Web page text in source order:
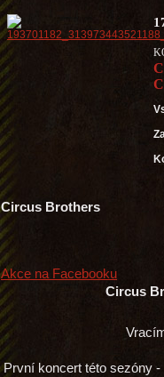
Circus Brothers
Akce na Facebooku
Circus
První koncert této sezóny